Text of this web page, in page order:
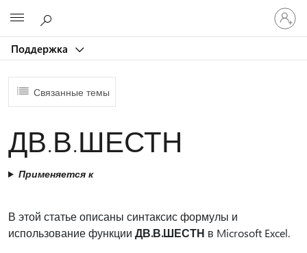
Поддержка
Связанные темы
ДВ.В.ШЕСТН
Применяется к
В этой статье описаны синтаксис формулы и
использование функции ДВ.В.ШЕСТН в Microsoft Excel.